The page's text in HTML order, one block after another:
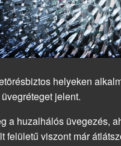
helyeken
jelent.
a huzalhálós üvegezés,
felületű viszont már